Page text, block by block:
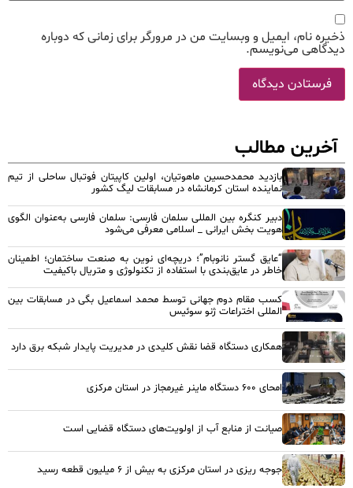
ذخیره نام، ایمیل و وبسایت من در مرورگر برای زمانی که دوباره
دیدگاهی می‌نویسم.
آخرین مطالب
بازدید محمدحسین ماهوتیان، اولین کاپیتان فوتبال ساحلی از تیم
نماینده استان کرمانشاه در مسابقات لیگ کشور
دبیر کنگره بین المللی سلمان فارسی: سلمان فارسی به‌عنوان الگوی
هویت بخش ایرانی _ اسلامی معرفی می‌شود
“عایق گستر نانوبام”؛ دریچه‌ای نوین به صنعت ساختمان؛ اطمینان
خاطر در عایق‌بندی با استفاده از تکنولوژی و متریال باکیفیت
کسب مقام دوم جهانی توسط محمد اسماعیل بگی در مسابقات بین
المللی اختراعات ژنو سوئیس
همکاری دستگاه قضا نقش کلیدی در مدیریت پایدار شبکه برق دارد
امحای ۶۰۰ دستگاه ماینر غیرمجاز در استان مرکزی
صیانت از منابع آب از اولویت‌های دستگاه قضایی است
جوجه ریزی در استان مرکزی به بیش از ۶ میلیون قطعه رسید